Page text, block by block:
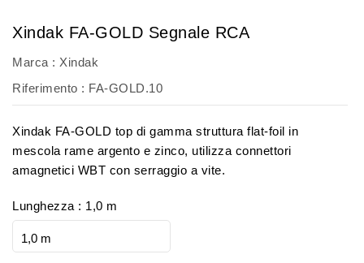
Xindak FA-GOLD Segnale RCA
Marca : Xindak
Riferimento : FA-GOLD.10
Xindak FA-GOLD top di gamma struttura flat-foil in
mescola rame argento e zinco, utilizza connettori
amagnetici WBT con serraggio a vite.
Lunghezza : 1,0 m